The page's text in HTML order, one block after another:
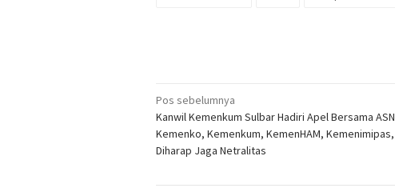
Navigasi
pos
Pos sebelumnya
Kanwil Kemenkum Sulbar Hadiri Apel Bersama ASN
Kemenko, Kemenkum, KemenHAM, Kemenimipas,
Diharap Jaga Netralitas